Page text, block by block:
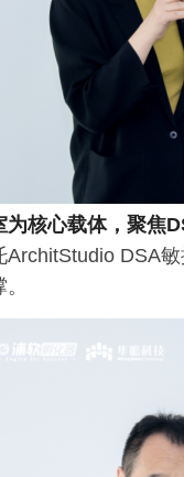
为核心载体，聚焦
ArchitStudio DSA